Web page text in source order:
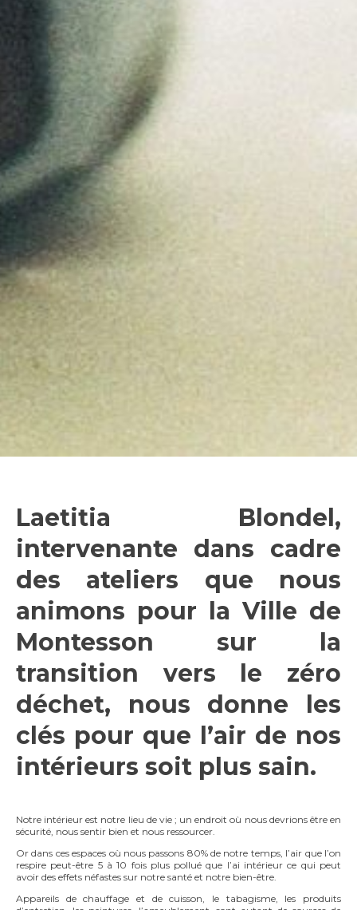
Laetitia Blondel,
intervenante dans cadre
des ateliers que nous
animons pour la Ville de
Montesson sur la
transition vers le zéro
déchet, nous donne les
clés pour que l’air de nos
intérieurs soit plus sain.
Notre intérieur est notre lieu de vie ; un endroit où nous devrions être en
sécurité, nous sentir bien et nous ressourcer.
Or dans ces espaces où nous passons 80% de notre temps, l’air que l’on
respire peut-être 5 à 10 fois plus pollué que l’ai intérieur ce qui peut
avoir des effets néfastes sur notre santé et notre bien-être.
Appareils de chauffage et de cuisson, le tabagisme, les produits